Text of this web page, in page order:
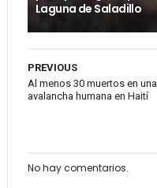
Laguna de Saladillo
PREVIOUS
Al menos 30 muertos en una
avalancha humana en Haití
No hay comentarios.